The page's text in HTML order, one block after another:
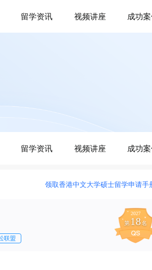
留学资讯 视频讲座 成功
留学资讯 视频讲座 成功
领取香港中文大学硕士留学申请手
联盟
2027
第 18名